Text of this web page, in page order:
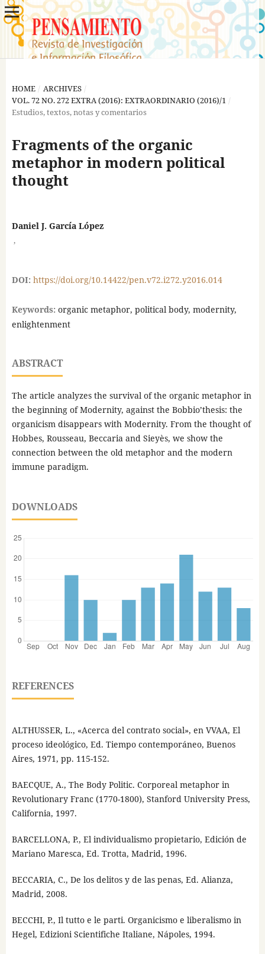
HOME / ARCHIVES /
VOL. 72 NO. 272 EXTRA (2016): EXTRAORDINARIO (2016)/1 /
Estudios, textos, notas y comentarios
Fragments of the organic
metaphor in modern political
thought
Daniel J. García López
,
DOI: https://doi.org/10.14422/pen.v72.i272.y2016.014
Keywords: organic metaphor, political body, modernity,
enlightenment
ABSTRACT
The article analyzes the survival of the organic metaphor in
the beginning of Modernity, against the Bobbio’thesis: the
organicism disappears with Modernity. From the thought of
Hobbes, Rousseau, Beccaria and Sieyès, we show the
connection between the old metaphor and the modern
immune paradigm.
DOWNLOADS
REFERENCES
ALTHUSSER, L., «Acerca del contrato social», en VVAA, El
proceso ideológico, Ed. Tiempo contemporáneo, Buenos
Aires, 1971, pp. 115-152.
BAECQUE, A., The Body Politic. Corporeal metaphor in
Revolutionary Franc (1770-1800), Stanford University Press,
California, 1997.
BARCELLONA, P., El individualismo propietario, Edición de
Mariano Maresca, Ed. Trotta, Madrid, 1996.
BECCARIA, C., De los delitos y de las penas, Ed. Alianza,
Madrid, 2008.
BECCHI, P., Il tutto e le parti. Organicismo e liberalismo in
Hegel, Edizioni Scientifiche Italiane, Nápoles, 1994.